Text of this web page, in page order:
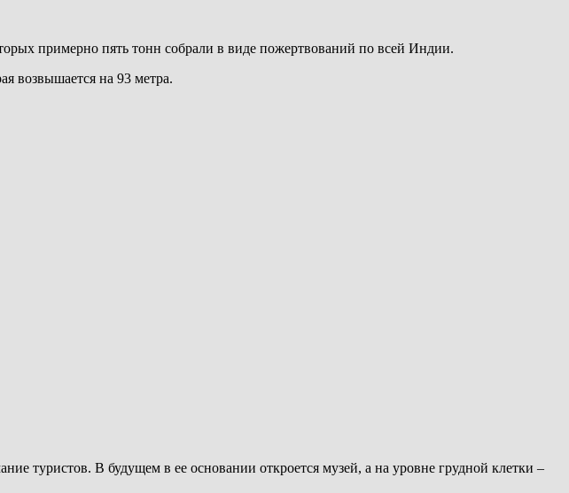
примерно пять тонн собрали в виде пожертвований по всей Индии.
возвышается на 93 метра.
туристов. В будущем в ее основании откроется музей, а на уровне грудной клетки –